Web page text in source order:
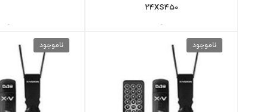
24XS450
-
-
ناموجود ناموجود